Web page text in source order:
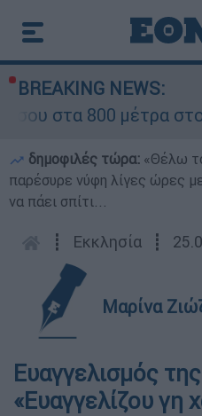
BREAKING NEWS:
στο Παγκόσμιο
δημοφιλές τώρα: «Θέλω
παρέσυρε νύφη λίγες ώρες
να πάει σπίτι...
┋ Εκκλησία ┋
Μαρίνα
Ευαγγελισμός
«Ευαγγελίζου γη